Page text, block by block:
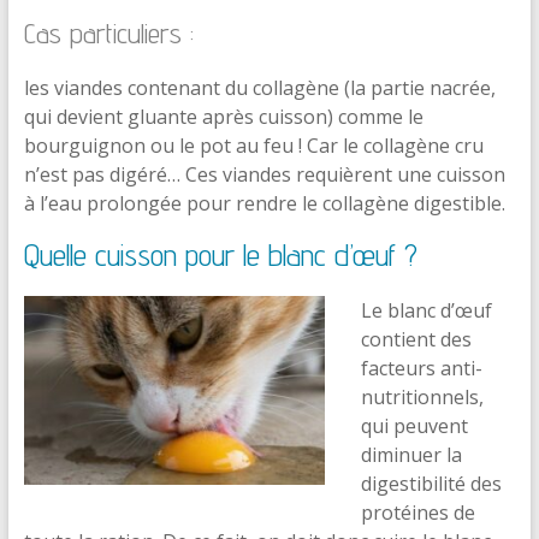
Cas particuliers :
les viandes contenant du collagène (la partie nacrée,
qui devient gluante après cuisson) comme le
bourguignon ou le pot au feu ! Car le collagène cru
n’est pas digéré… Ces viandes requièrent une cuisson
à l’eau prolongée pour rendre le collagène digestible.
Quelle cuisson pour le blanc d’œuf ?
Le blanc d’œuf
contient des
facteurs anti-
nutritionnels,
qui peuvent
diminuer la
digestibilité des
protéines de